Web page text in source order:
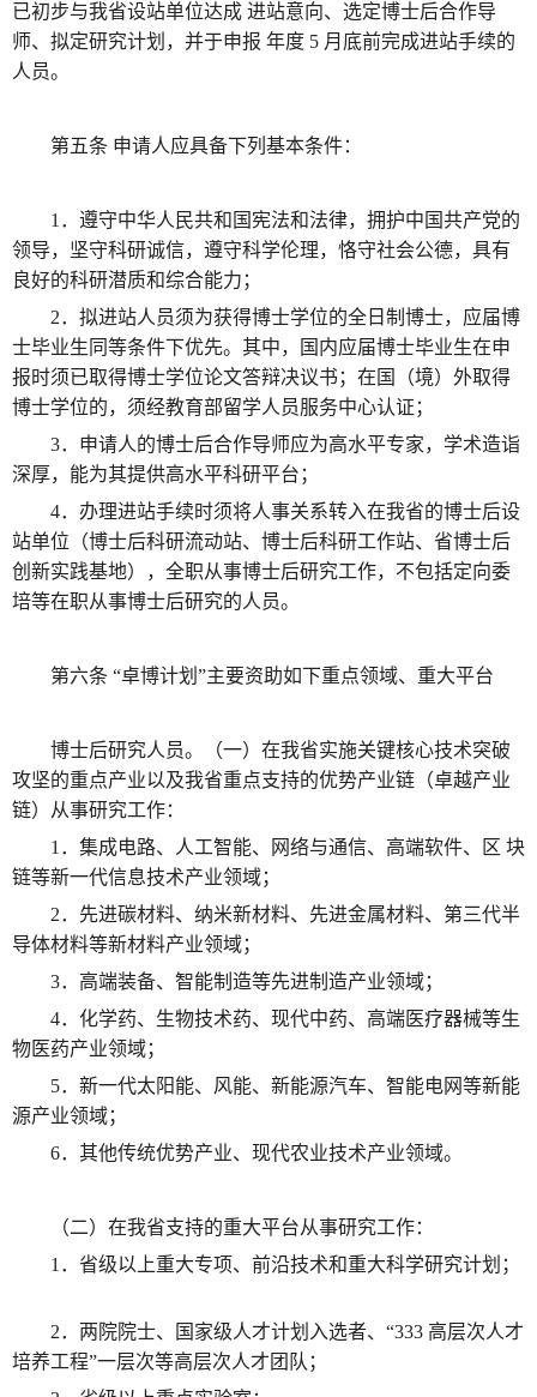
已初步与我省设站单位达成 进站意向、选定博士后合作导
师、拟定研究计划，并于申报 年度 5 月底前完成进站手续的
人员。
第五条 申请人应具备下列基本条件：
1．遵守中华人民共和国宪法和法律，拥护中国共产党的
领导，坚守科研诚信，遵守科学伦理，恪守社会公德，具有
良好的科研潜质和综合能力；
2．拟进站人员须为获得博士学位的全日制博士，应届博
士毕业生同等条件下优先。其中，国内应届博士毕业生在申
报时须已取得博士学位论文答辩决议书；在国（境）外取得
博士学位的，须经教育部留学人员服务中心认证；
3．申请人的博士后合作导师应为高水平专家，学术造诣
深厚，能为其提供高水平科研平台；
4．办理进站手续时须将人事关系转入在我省的博士后设
站单位（博士后科研流动站、博士后科研工作站、省博士后
创新实践基地），全职从事博士后研究工作，不包括定向委
培等在职从事博士后研究的人员。
第六条 “卓博计划”主要资助如下重点领域、重大平台
博士后研究人员。（一）在我省实施关键核心技术突破
攻坚的重点产业以及我省重点支持的优势产业链（卓越产业
链）从事研究工作：
1．集成电路、人工智能、网络与通信、高端软件、区 块
链等新一代信息技术产业领域；
2．先进碳材料、纳米新材料、先进金属材料、第三代半
导体材料等新材料产业领域；
3．高端装备、智能制造等先进制造产业领域；
4．化学药、生物技术药、现代中药、高端医疗器械等生
物医药产业领域；
5．新一代太阳能、风能、新能源汽车、智能电网等新能
源产业领域；
6．其他传统优势产业、现代农业技术产业领域。
（二）在我省支持的重大平台从事研究工作：
1．省级以上重大专项、前沿技术和重大科学研究计划；
2．两院院士、国家级人才计划入选者、“333 高层次人才
培养工程”一层次等高层次人才团队；